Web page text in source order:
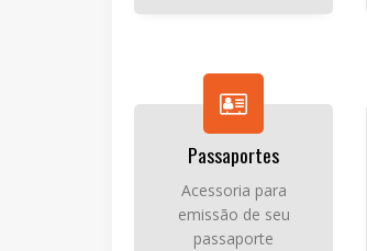
Passaportes
Acessoria para
emissão de seu
passaporte